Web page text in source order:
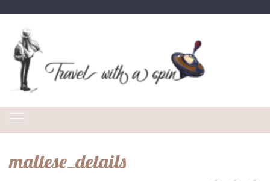
content
maltese_details